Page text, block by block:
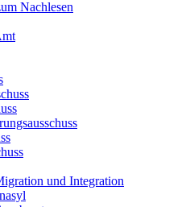
Nachlesen
und Integration